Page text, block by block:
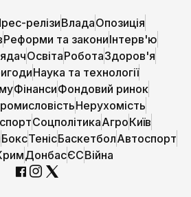
релізиВладаОпозиція
Реформи та закониІнтерв'ю
ОсвітаРоботаЗдоров'я
Наука та технології
ФінансиФондовий ринок
Нерухомість
СоцполітикаАгроКиїв
БоксТенісБаскетболАвтоспорт
ДонбасЄСВійна